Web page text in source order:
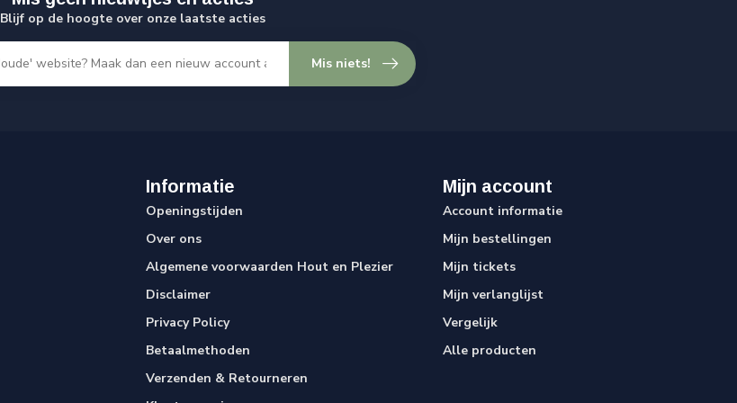
Blijf op de hoogte over onze laatste acties
Mis niets!
Informatie
Openingstijden
Over ons
Algemene voorwaarden Hout en Plezier
Disclaimer
Privacy Policy
Betaalmethoden
Verzenden & Retourneren
Mijn account
Account informatie
Mijn bestellingen
Mijn tickets
Mijn verlanglijst
Vergelijk
Alle producten